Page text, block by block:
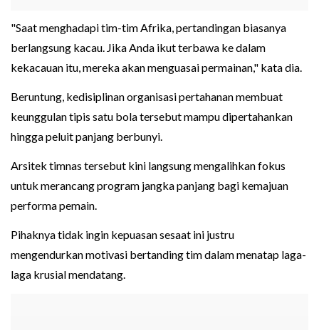
"Saat menghadapi tim-tim Afrika, pertandingan biasanya
berlangsung kacau. Jika Anda ikut terbawa ke dalam
kekacauan itu, mereka akan menguasai permainan," kata dia.
Beruntung, kedisiplinan organisasi pertahanan membuat
keunggulan tipis satu bola tersebut mampu dipertahankan
hingga peluit panjang berbunyi.
Arsitek timnas tersebut kini langsung mengalihkan fokus
untuk merancang program jangka panjang bagi kemajuan
performa pemain.
Pihaknya tidak ingin kepuasan sesaat ini justru
mengendurkan motivasi bertanding tim dalam menatap laga-
laga krusial mendatang.